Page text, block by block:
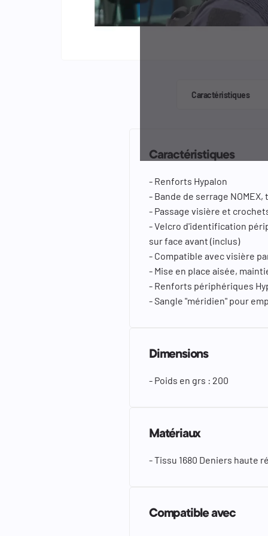
Caractéristiques
Caractéristiques
- Renforts Hypalon
- Bande de serrage
- Passage visière et
- Velcro d'identification
sur face avant (inclus)
- Compatible avec visière
- Mise en place aisée,
- Renforts périphériques
- Sangle "méridien" pour
Dimensions
- Poids en grs : 200
Matériaux
- Tissu 1680 Deniers haute
Compatible avec